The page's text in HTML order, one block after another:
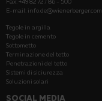
E-mail: info.de@wienerberger.com
Tegole in argilla
Tegole in cemento
Sottometto
Terminazione del tetto
Penetrazioni del tetto
Sistemi di siciurezza
Soluzioni solari
SOCIAL MEDIA